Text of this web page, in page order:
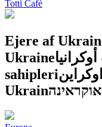
Totti Café
Ejere af
Ukraine
sahipleri
Ukrain